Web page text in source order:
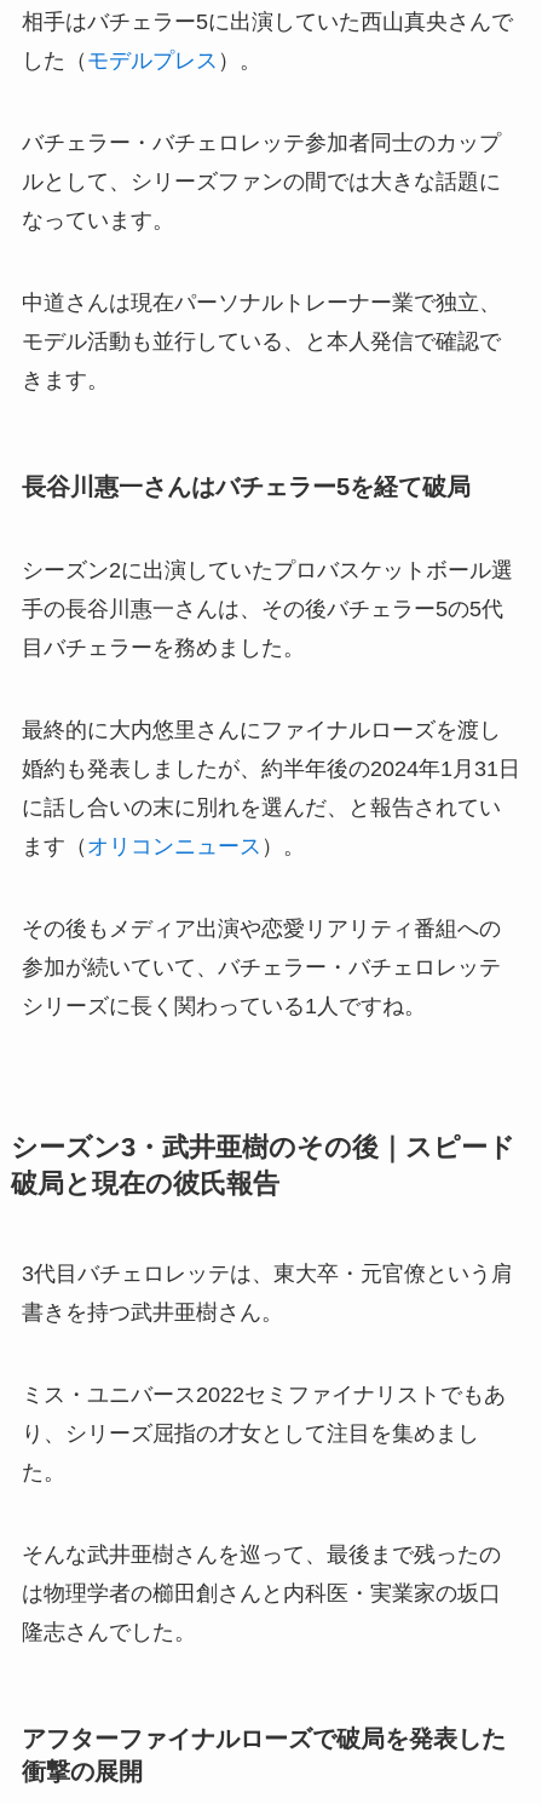
相手はバチェラー5に出演していた西山真央さんで
した（ モデルプレス ）。
バチェラー・バチェロレッテ参加者同士のカップ
ルとして、シリーズファンの間では大きな話題に
なっています。
中道さんは現在パーソナルトレーナー業で独立、
モデル活動も並行している、と本人発信で確認で
きます。
長谷川惠一さんはバチェラー5を経て破局
シーズン2に出演していたプロバスケットボール選
手の長谷川惠一さんは、その後バチェラー5の5代
目バチェラーを務めました。
最終的に大内悠里さんにファイナルローズを渡し
婚約も発表しましたが、約半年後の2024年1月31日
に話し合いの末に別れを選んだ、と報告されてい
ます（ オリコンニュース ）。
その後もメディア出演や恋愛リアリティ番組への
参加が続いていて、バチェラー・バチェロレッテ
シリーズに長く関わっている1人ですね。
シーズン3・武井亜樹のその後｜スピード
破局と現在の彼氏報告
3代目バチェロレッテは、東大卒・元官僚という肩
書きを持つ武井亜樹さん。
ミス・ユニバース2022セミファイナリストでもあ
り、シリーズ屈指の才女として注目を集めまし
た。
そんな武井亜樹さんを巡って、最後まで残ったの
は物理学者の櫛田創さんと内科医・実業家の坂口
隆志さんでした。
アフターファイナルローズで破局を発表した
衝撃の展開